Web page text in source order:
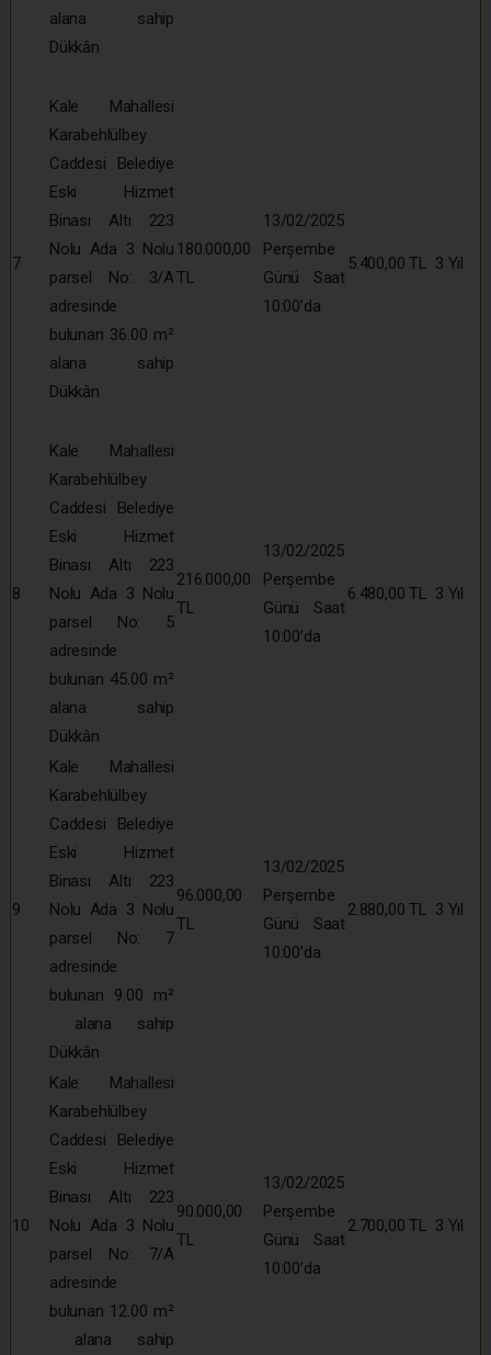
alana sahip
Dükkân
7
Kale Mahallesi
Karabehlülbey
Caddesi Belediye
Eski Hizmet
Binası Altı 223
Nolu Ada 3 Nolu
parsel No: 3/A
adresinde
bulunan 36.00 m²
alana sahip
Dükkân
180.000,00
TL
13/02/2025
Perşembe
Günü Saat
10:00’da
5.400,00 TL 3 Yıl
8
Kale Mahallesi
Karabehlülbey
Caddesi Belediye
Eski Hizmet
Binası Altı 223
Nolu Ada 3 Nolu
parsel No: 5
adresinde
bulunan 45.00 m²
alana sahip
Dükkân
216.000,00
TL
13/02/2025
Perşembe
Günü Saat
10:00’da
6.480,00 TL 3 Yıl
9
Kale Mahallesi
Karabehlülbey
Caddesi Belediye
Eski Hizmet
Binası Altı 223
Nolu Ada 3 Nolu
parsel No: 7
adresinde
bulunan 9.00 m²
alana sahip
Dükkân
96.000,00
TL
13/02/2025
Perşembe
Günü Saat
10:00’da
2.880,00 TL 3 Yıl
10
Kale Mahallesi
Karabehlülbey
Caddesi Belediye
Eski Hizmet
Binası Altı 223
Nolu Ada 3 Nolu
parsel No: 7/A
adresinde
bulunan 12.00 m²
alana sahip
90.000,00
TL
13/02/2025
Perşembe
Günü Saat
10:00’da
2.700,00 TL 3 Yıl